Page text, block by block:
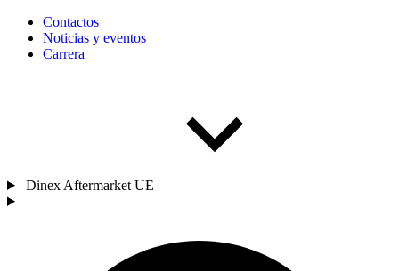
Contactos
Noticias y eventos
Carrera
Dinex Aftermarket UE